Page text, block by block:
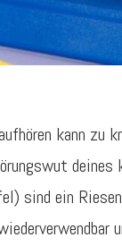
kann
sind ein